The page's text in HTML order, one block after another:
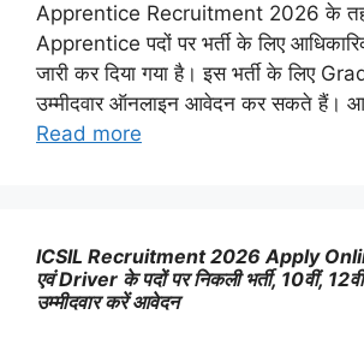
Apprentice Recruitment 2026 के
Apprentice पदों पर भर्ती के लिए
जारी कर दिया गया है। इस भर्ती के लिए
उम्मीदवार ऑनलाइन आवेदन कर सकते हैं।
Read more
ICSIL Recruitment 2026 Apply
एवं Driver के पदों पर निकली भर्ती, 10वीं,
उम्मीदवार करें आवेदन